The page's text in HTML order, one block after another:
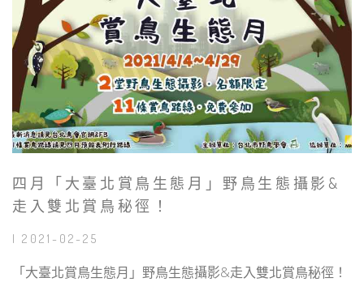
四月「大臺北賞鳥生態月」野鳥生態攝影&
走入雙北賞鳥秘徑！
| 2021-02-25
「大臺北賞鳥生態月」野鳥生態攝影&走入雙北賞鳥秘徑！